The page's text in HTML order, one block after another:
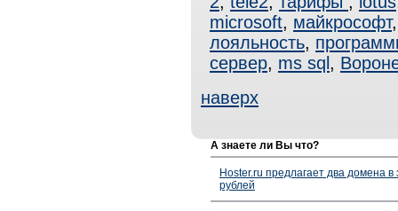
microsoft, майкрософт
лояльность,
сервер, ms sql ,
наверх
А знаете ли Вы что?
Hoster.ru предлагает два домена
рублей